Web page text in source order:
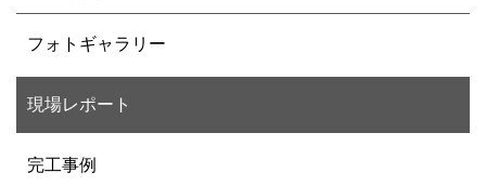
フォトギャラリー
現場レポート
完工事例